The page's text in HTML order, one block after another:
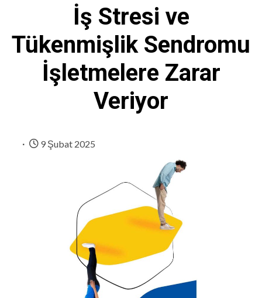
İş Stresi ve
Tükenmişlik Sendromu
İşletmelere Zarar
Veriyor
9 Şubat 2025